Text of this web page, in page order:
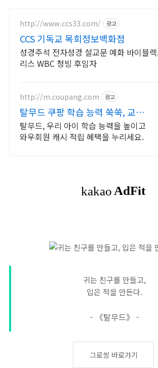
http://www.ccs33.com/ 광고
CCS 기독교 목회정보백화점
성경주석 전자성경 설교문 예화 바이블
리스 WBC 청빙 후임자
http://m.coupang.com 광고
탈무드 쿠팡 학습 능력 쑥쑥, 교과
연계
탈무드, 우리 아이 학습 능력을 높이고
와우회원 캐시 적립 혜택을 누리세요.
귀는 친구를 만들고,
입은 적을 만든다.
- 《탈무드》 -
그로씽 바로가기